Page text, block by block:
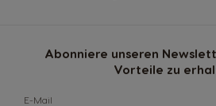
Abonniere unseren
Vorteile zu
E-Mail